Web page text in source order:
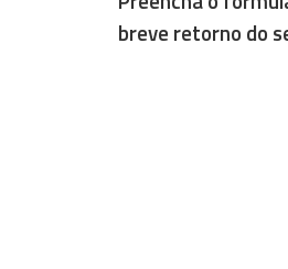
breve retorno do